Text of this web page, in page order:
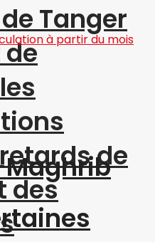
Tanger
de
des